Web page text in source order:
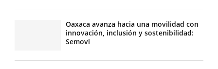
Oaxaca avanza hacia una movilidad con
innovación, inclusión y sostenibilidad:
Semovi